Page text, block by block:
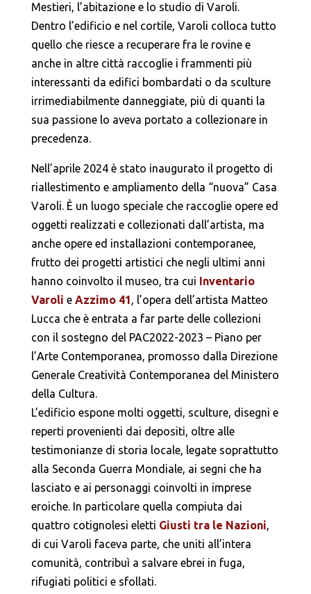
Mestieri, l’abitazione e lo studio di Varoli.
Dentro l’edificio e nel cortile, Varoli colloca tutto
quello che riesce a recuperare fra le rovine e
anche in altre città raccoglie i frammenti più
interessanti da edifici bombardati o da sculture
irrimediabilmente danneggiate, più di quanti la
sua passione lo aveva portato a collezionare in
precedenza.
Nell’aprile 2024 è stato inaugurato il progetto di
riallestimento e ampliamento della “nuova” Casa
Varoli. È un luogo speciale che raccoglie opere ed
oggetti realizzati e collezionati dall’artista, ma
anche opere ed installazioni contemporanee,
frutto dei progetti artistici che negli ultimi anni
hanno coinvolto il museo, tra cui Inventario
Varoli e Azzimo 41, l’opera dell’artista Matteo
Lucca che è entrata a far parte delle collezioni
con il sostegno del PAC2022-2023 – Piano per
l’Arte Contemporanea, promosso dalla Direzione
Generale Creatività Contemporanea del Ministero
della Cultura.
L’edificio espone molti oggetti, sculture, disegni e
reperti provenienti dai depositi, oltre alle
testimonianze di storia locale, legate soprattutto
alla Seconda Guerra Mondiale, ai segni che ha
lasciato e ai personaggi coinvolti in imprese
eroiche. In particolare quella compiuta dai
quattro cotignolesi eletti Giusti tra le Nazioni,
di cui Varoli faceva parte, che uniti all’intera
comunità, contribuì a salvare ebrei in fuga,
rifugiati politici e sfollati.